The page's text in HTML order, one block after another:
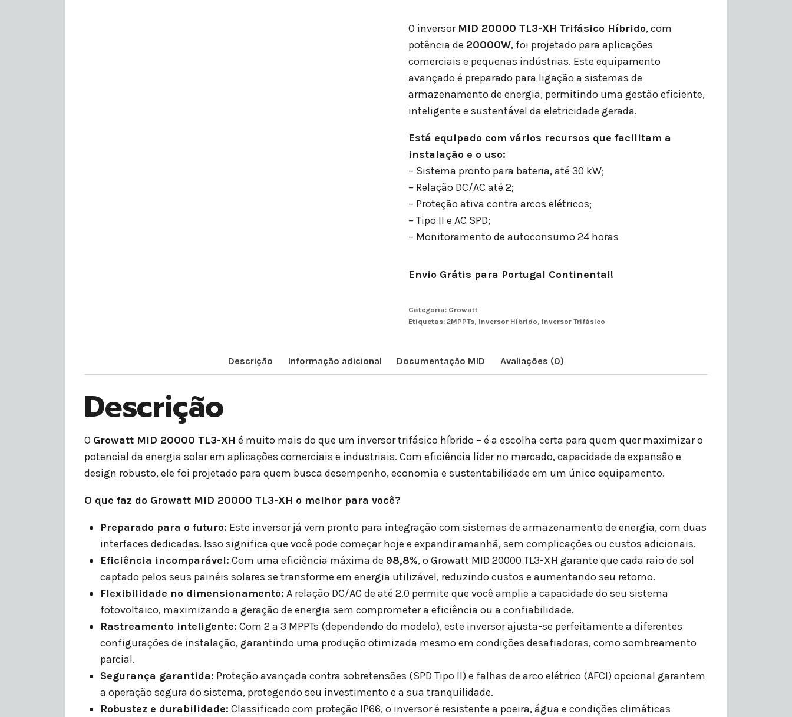
O inversor MID 20000 TL3-XH Trifásico Híbrido, com
potência de 20000W, foi projetado para aplicações
comerciais e pequenas indústrias. Este equipamento
avançado é preparado para ligação a sistemas de
armazenamento de energia, permitindo uma gestão eficiente,
inteligente e sustentável da eletricidade gerada.
Está equipado com vários recursos que facilitam a
instalação e o uso:
– Sistema pronto para bateria, até 30 kW;
– Relação DC/AC até 2;
– Proteção ativa contra arcos elétricos;
– Tipo II e AC SPD;
– Monitoramento de autoconsumo 24 horas
Envio Grátis para Portugal Continental!
Categoria: Growatt
Etiquetas:2MPPTs, Inversor Híbrido, Inversor Trifásico
Descrição Informação adicional Documentação MID Avaliações (0)
Descrição
O Growatt MID 20000 TL3-XH é muito mais do que um inversor trifásico híbrido – é a escolha certa para quem quer maximizar o
potencial da energia solar em aplicações comerciais e industriais. Com eficiência líder no mercado, capacidade de expansão e
design robusto, ele foi projetado para quem busca desempenho, economia e sustentabilidade em um único equipamento.
O que faz do Growatt MID 20000 TL3-XH o melhor para você?
Preparado para o futuro: Este inversor já vem pronto para integração com sistemas de armazenamento de energia, com duas
interfaces dedicadas. Isso significa que você pode começar hoje e expandir amanhã, sem complicações ou custos adicionais.
Eficiência incomparável: Com uma eficiência máxima de 98,8%, o Growatt MID 20000 TL3-XH garante que cada raio de sol
captado pelos seus painéis solares se transforme em energia utilizável, reduzindo custos e aumentando seu retorno.
Flexibilidade no dimensionamento: A relação DC/AC de até 2.0 permite que você amplie a capacidade do seu sistema
fotovoltaico, maximizando a geração de energia sem comprometer a eficiência ou a confiabilidade.
Rastreamento inteligente: Com 2 a 3 MPPTs (dependendo do modelo), este inversor ajusta-se perfeitamente a diferentes
configurações de instalação, garantindo uma produção otimizada mesmo em condições desafiadoras, como sombreamento
parcial.
Segurança garantida: Proteção avançada contra sobretensões (SPD Tipo II) e falhas de arco elétrico (AFCI) opcional garantem
a operação segura do sistema, protegendo seu investimento e a sua tranquilidade.
Robustez e durabilidade: Classificado com proteção IP66, o inversor é resistente a poeira, água e condições climáticas